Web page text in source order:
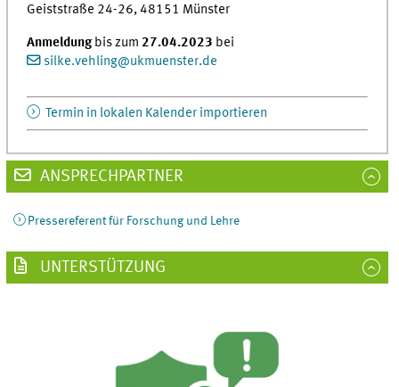
Geiststraße 24-26, 48151 Münster
Anmeldungbis zum27.04.2023 bei
silke.vehling@ukmuenster.de
Termin in lokalen Kalender importieren
ANSPRECHPARTNER
Pressereferent für Forschung und Lehre
UNTERSTÜTZUNG